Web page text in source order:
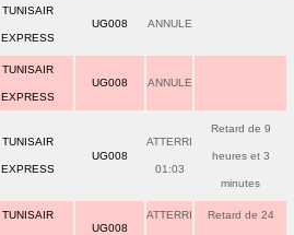
TUNISAIR
EXPRESS
UG008 ANNULE
TUNISAIR
EXPRESS
UG008 ANNULE
TUNISAIR
EXPRESS
UG008
ATTERRI
01:03
Retard de 9
heures et 3
minutes
TUNISAIR
UG008
ATTERRI Retard de 24